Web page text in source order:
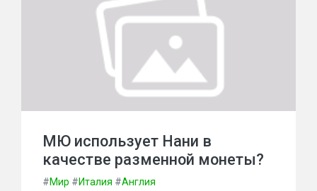
МЮ использует Нани в
качестве разменной монеты?
#Мир #Италия #Англия